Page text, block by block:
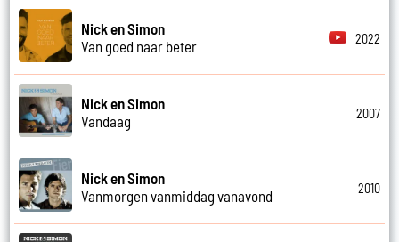
Nick en Simon
Van goed naar beter
2022
Nick en Simon
Vandaag
2007
Nick en Simon
Vanmorgen vanmiddag vanavond
2010